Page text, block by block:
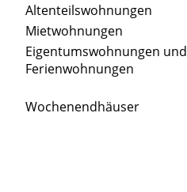
Altenteilswohnungen
Mietwohnungen
Eigentumswohnungen und
Ferienwohnungen
Wochenendhäuser